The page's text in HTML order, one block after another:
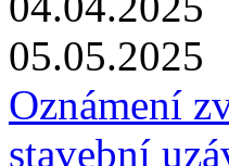
05.05.2025
Oznámení
stavební